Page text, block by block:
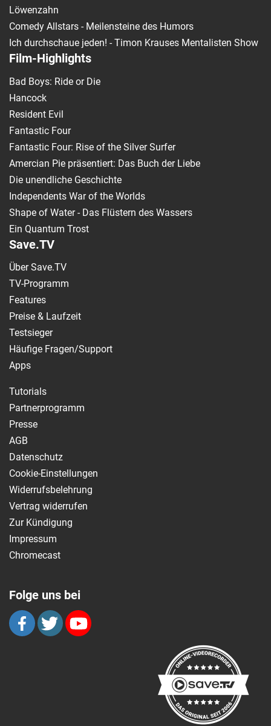
Löwenzahn
Comedy Allstars - Meilensteine des Humors
Ich durchschaue jeden! - Timon Krauses Mentalisten Show
Film-Highlights
Bad Boys: Ride or Die
Hancock
Resident Evil
Fantastic Four
Fantastic Four: Rise of the Silver Surfer
Amercian Pie präsentiert: Das Buch der Liebe
Die unendliche Geschichte
Independents War of the Worlds
Shape of Water - Das Flüstern des Wassers
Ein Quantum Trost
Save.TV
Über Save.TV
TV-Programm
Features
Preise & Laufzeit
Testsieger
Häufige Fragen/Support
Apps
Tutorials
Partnerprogramm
Presse
AGB
Datenschutz
Cookie-Einstellungen
Widerrufsbelehrung
Vertrag widerrufen
Zur Kündigung
Impressum
Chromecast
Folge uns bei